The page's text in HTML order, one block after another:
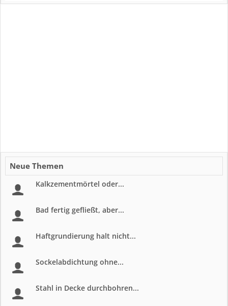
Neue Themen
Kalkzementmörtel oder...
Bad fertig gefließt, aber...
Haftgrundierung halt nicht...
Sockelabdichtung ohne...
Stahl in Decke durchbohren...